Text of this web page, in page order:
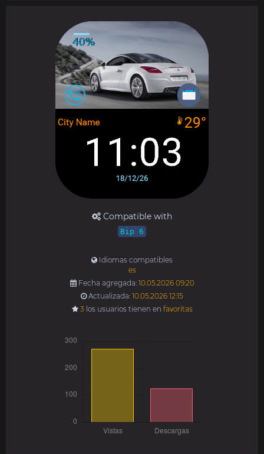
Compatible with
Bip 6
Idiomas compatibles
es
Fecha agregada: 10.05.2026 09:20
Actualizada: 10.05.2026 12:15
3 los usuarios tienen en favoritas